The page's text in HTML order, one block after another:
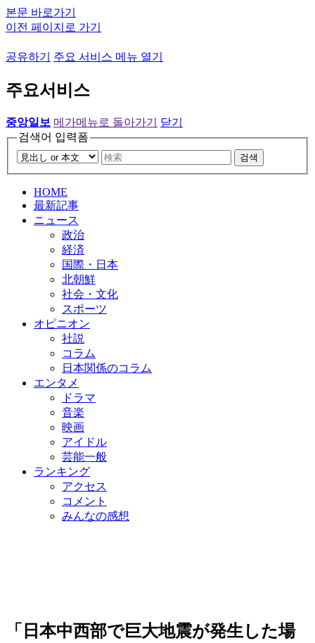
본문 바로가기
이전 페이지로 가기
공유하기 주요 서비스 메뉴 열기
주요서비스
중앙일보 메가메뉴로 돌아가기
닫기
검색어 입력폼
검색
HOME
最新記事
ニュース
政治
経済
国際・日本
北朝鮮
社会・文化
スポーツ
オピニオン
社説
コラム
日本関係のコラム
エンタメ
ドラマ
音楽
映画
アイドル
芸能一般
ランキング
アクセス
コメント
みんなの感想
「日本中西部で巨大地震が発生した場